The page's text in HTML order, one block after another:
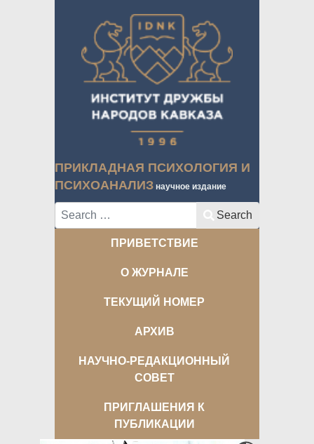
ПРИКЛАДНАЯ ПСИХОЛОГИЯ И
ПСИХОАНАЛИЗ научное издание
Search Search
ПРИВЕТСТВИЕ
О ЖУРНАЛЕ
ТЕКУЩИЙ НОМЕР
АРХИВ
НАУЧНО-РЕДАКЦИОННЫЙ
СОВЕТ
ПРИГЛАШЕНИЯ К
ПУБЛИКАЦИИ